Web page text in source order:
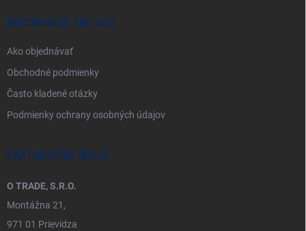
INFORMÁCIE PRE VÁS
Ako objednávať
Obchodné podmienky
Často kladené otázky
Podmienky ochrany osobných údajov
FAKTURAČNÉ ÚDAJE
O TRADE, S.R.O.
Montážna 21,
971 01 Prievidza